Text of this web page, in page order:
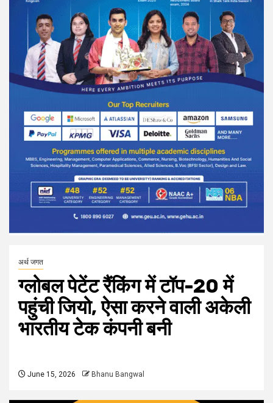
अर्थ जगत
ग्लोबल पेटेंट रैंकिंग में टॉप-20 में
पहुंची जियो, ऐसा करने वाली अकेली
भारतीय टेक कंपनी बनी
June 15, 2026 Bhanu Bangwal